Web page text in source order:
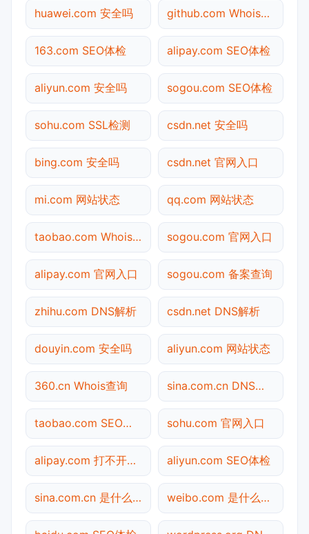
huawei.com 安全吗 github.com Whois查询
163.com SEO体检 alipay.com SEO体检
aliyun.com 安全吗 sogou.com SEO体检
sohu.com SSL检测 csdn.net 安全吗
bing.com 安全吗 csdn.net 官网入口
mi.com 网站状态 qq.com 网站状态
taobao.com Whois查询 sogou.com 官网入口
alipay.com 官网入口 sogou.com 备案查询
zhihu.com DNS解析 csdn.net DNS解析
douyin.com 安全吗 aliyun.com 网站状态
360.cn Whois查询 sina.com.cn DNS解析
taobao.com SEO体检 sohu.com 官网入口
alipay.com 打不开检测 aliyun.com SEO体检
sina.com.cn 是什么网站 weibo.com 是什么网站